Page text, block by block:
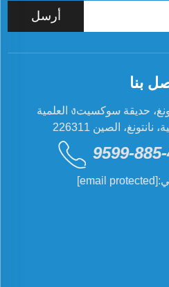
أرسل
بنا
Add: #19 طريق زهوسونغ، حديقة سوكسيتง العلمية
الصين 226311
[email protected]